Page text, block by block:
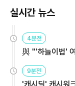
실시간 뉴스
4분전
與 "'하늘이법'
9분전
'캐시딜' 캐시워